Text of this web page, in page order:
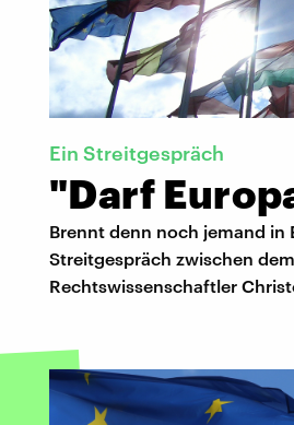
Ein Streitgespräch
"Darf
Brennt denn noch jemand in
Streitgespräch zwischen
Rechtswissenschaftler